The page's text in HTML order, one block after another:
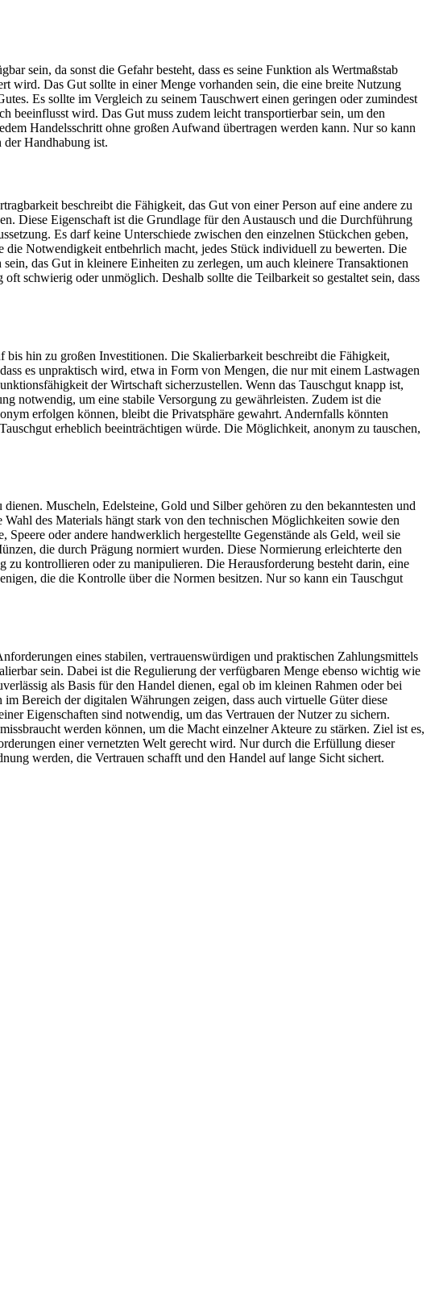
sein, da sonst die Gefahr besteht, dass es seine Funktion als Wertmaßstab
wird. Das Gut sollte in einer Menge vorhanden sein, die eine breite Nutzung
Es sollte im Vergleich zu seinem Tauschwert einen geringen oder zumindest
beeinflusst wird. Das Gut muss zudem leicht transportierbar sein, um den
Handelsschritt ohne großen Aufwand übertragen werden kann. Nur so kann
Handhabung ist.
beschreibt die Fähigkeit, das Gut von einer Person auf eine andere zu
Diese Eigenschaft ist die Grundlage für den Austausch und die Durchführung
Es darf keine Unterschiede zwischen den einzelnen Stückchen geben,
die Notwendigkeit entbehrlich macht, jedes Stück individuell zu bewerten. Die
das Gut in kleinere Einheiten zu zerlegen, um auch kleinere Transaktionen
schwierig oder unmöglich. Deshalb sollte die Teilbarkeit so gestaltet sein, dass
hin zu großen Investitionen. Die Skalierbarkeit beschreibt die Fähigkeit,
es unpraktisch wird, etwa in Form von Mengen, die nur mit einem Lastwagen
der Wirtschaft sicherzustellen. Wenn das Tauschgut knapp ist,
notwendig, um eine stabile Versorgung zu gewährleisten. Zudem ist die
erfolgen können, bleibt die Privatsphäre gewahrt. Andernfalls könnten
erheblich beeinträchtigen würde. Die Möglichkeit, anonym zu tauschen,
Muscheln, Edelsteine, Gold und Silber gehören zu den bekanntesten und
des Materials hängt stark von den technischen Möglichkeiten sowie den
oder andere handwerklich hergestellte Gegenstände als Geld, weil sie
die durch Prägung normiert wurden. Diese Normierung erleichterte den
zu kontrollieren oder zu manipulieren. Die Herausforderung besteht darin, eine
die die Kontrolle über die Normen besitzen. Nur so kann ein Tauschgut
eines stabilen, vertrauenswürdigen und praktischen Zahlungsmittels
sein. Dabei ist die Regulierung der verfügbaren Menge ebenso wichtig wie
als Basis für den Handel dienen, egal ob im kleinen Rahmen oder bei
Bereich der digitalen Währungen zeigen, dass auch virtuelle Güter diese
Eigenschaften sind notwendig, um das Vertrauen der Nutzer zu sichern.
werden können, um die Macht einzelner Akteure zu stärken. Ziel ist es,
einer vernetzten Welt gerecht wird. Nur durch die Erfüllung dieser
werden, die Vertrauen schafft und den Handel auf lange Sicht sichert.